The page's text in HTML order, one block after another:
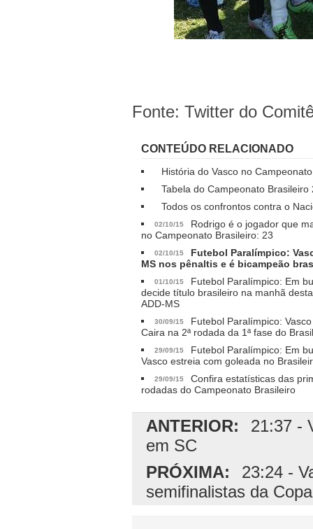
Fonte: Twitter do
CONTEÚDO RELACIONADO
História do Vasco no
Tabela do Campeonato Brasileiro
Todos os confrontos contra o
02/10/15
Rodrigo é o jogador que
no Campeonato Brasileiro: 23
02/10/15
Futebol Paralímpico:
MS nos pênaltis e é bicampeão
01/10/15
Futebol Paralímpico: Em
decide título brasileiro na manhã
ADD-MS
30/09/15
Futebol Paralímpico:
Caira na 2ª rodada da 1ª fase do
29/09/15
Futebol Paralímpico: Em
Vasco estreia com goleada no
29/09/15
Confira estatísticas das
rodadas do Campeonato Brasileiro
ANTERIOR:
21:37 -
em SC
PRÓXIMA:
23:24 -
semifinalistas da